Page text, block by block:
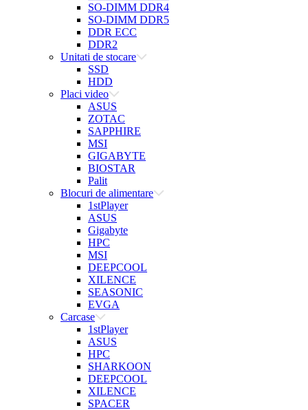
SO-DIMM DDR4
SO-DIMM DDR5
DDR ECC
DDR2
Unitati de stocare
SSD
HDD
Placi video
ASUS
ZOTAC
SAPPHIRE
MSI
GIGABYTE
BIOSTAR
Palit
Blocuri de alimentare
1stPlayer
ASUS
Gigabyte
HPC
MSI
DEEPCOOL
XILENCE
SEASONIC
EVGA
Carcase
1stPlayer
ASUS
HPC
SHARKOON
DEEPCOOL
XILENCE
SPACER